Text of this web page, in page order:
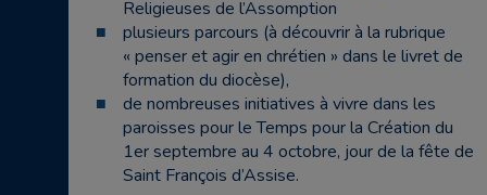
Religieuses de l’Assomption
plusieurs parcours (à découvrir à la rubrique
« penser et agir en chrétien » dans le livret de
formation du diocèse),
de nombreuses initiatives à vivre dans les
paroisses pour le Temps pour la Création du
1er septembre au 4 octobre, jour de la fête de
Saint François d’Assise.